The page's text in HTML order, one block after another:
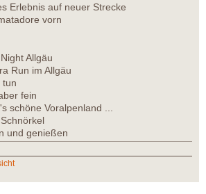
Erlebnis auf neuer Strecke
vorn
Allgäu
Run im Allgäu
tun
fein
schöne Voralpenland ...
und genießen